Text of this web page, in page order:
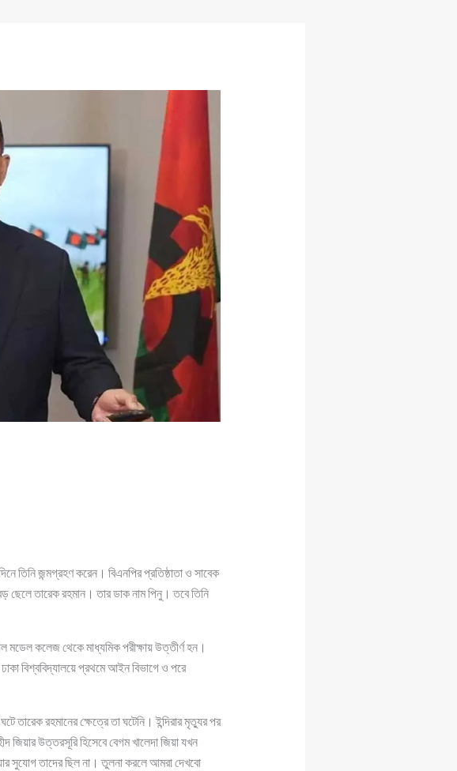
তিনি জন্মগ্রহণ করেন। বিএনপির প্রতিষ্ঠাতা ও সাবেক
বড় ছেলে তারেক রহমান। তার ডাক নাম পিনু। তবে তিনি
মডেল কলেজ থেকে মাধ্যমিক পরীক্ষায় উত্তীর্ণ হন।
বিশ্ববিদ্যালয়ে প্রথমে আইন বিভাগে ও পরে
তারেক রহমানের ক্ষেত্রে তা ঘটেনি। ইন্দিরার মৃত্যুর পর
জিয়ার উত্তরসূরি হিসেবে বেগম খালেদা জিয়া যখন
সুযোগ তাদের ছিল না। তুলনা করলে আমরা দেখবো